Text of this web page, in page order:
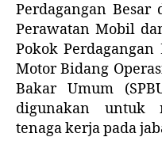
Perdagangan Besar
Perawatan Mobil
Pokok
Motor Bidang
Bakar Umum
digunakan untuk
tenaga kerja pada